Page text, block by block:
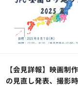
【会見詳報】映画
の見直し発表、撮影